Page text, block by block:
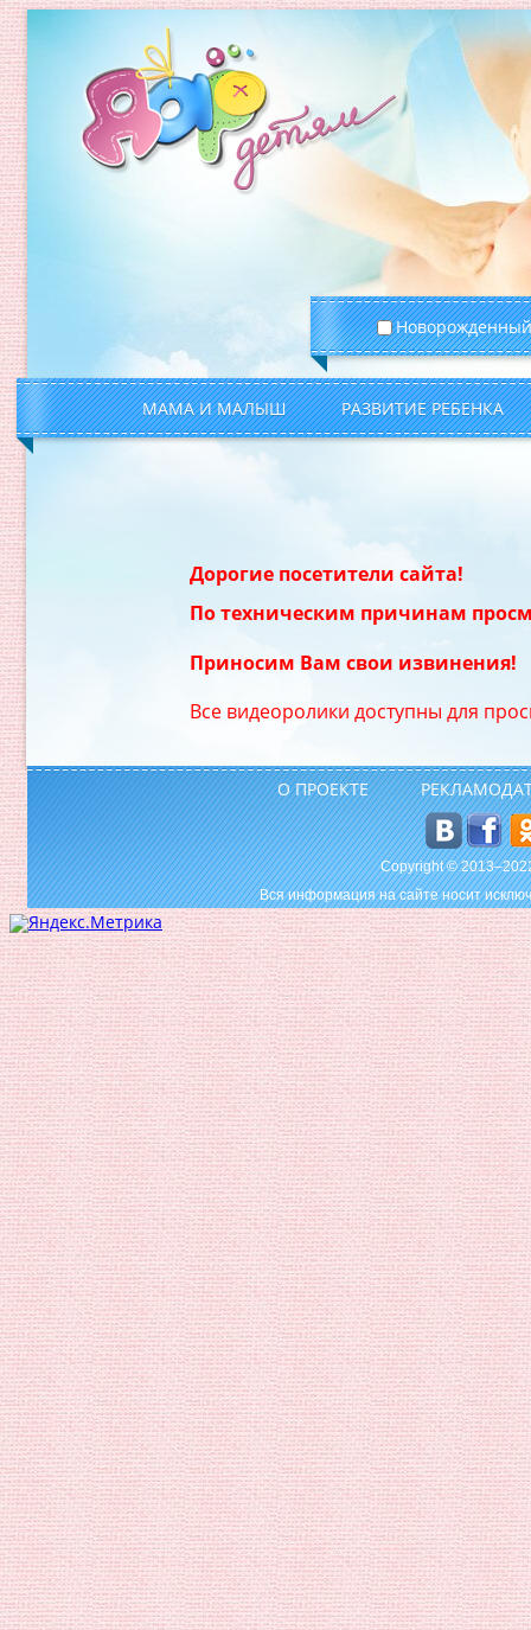
МАМА И МАЛЫШ РАЗВИТИЕ РЕБЕНКА
Дорогие посетители сайта!
По техническим причинам
Приносим Вам свои извинения!
Все видеоролики доступны для
О ПРОЕКТЕ
Copyright ©
Вся информация на сайте носит